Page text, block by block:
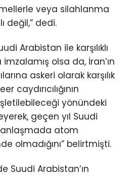
veya silahlanma
değil,” dedi.
Arabistan ile karşılıklı
olsa da, İran’ın
askeri olarak karşılık
caydırıcılığının
yönündeki
geçen yıl Suudi
anlaşmada atom
olmadığını” belirtmişti.
Suudi Arabistan’ın